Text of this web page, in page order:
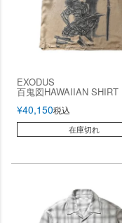
EXODUS
百鬼図HAWAIIAN SHIRT
¥40,150税込
在庫切れ